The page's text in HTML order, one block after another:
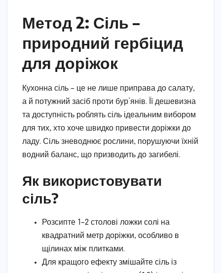
Метод 2: Сіль –
природний гербіцид
для доріжок
Кухонна сіль – це не лише приправа до салату,
а й потужний засіб проти бур’янів. Її дешевизна
та доступність роблять сіль ідеальним вибором
для тих, хто хоче швидко привести доріжки до
ладу. Сіль зневоднює рослини, порушуючи їхній
водний баланс, що призводить до загибелі.
Як використовувати
сіль?
Розсипте 1–2 столові ложки солі на
квадратний метр доріжки, особливо в
щілинах між плитками.
Для кращого ефекту змішайте сіль із